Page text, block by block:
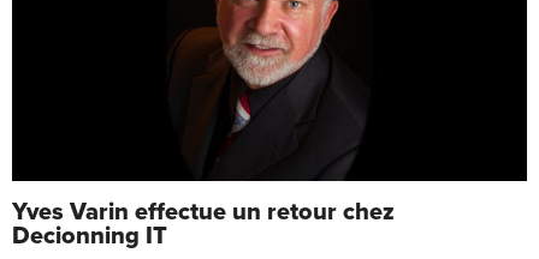
Yves Varin effectue un retour chez
Decionning IT